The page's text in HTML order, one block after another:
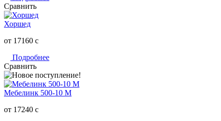
Сравнить
Хоршед
от 17160 c
Подробнее
Сравнить
Мебелинк 500-10 М
от 17240 c